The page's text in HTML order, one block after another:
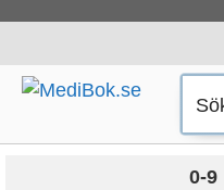
innehåll
0-9